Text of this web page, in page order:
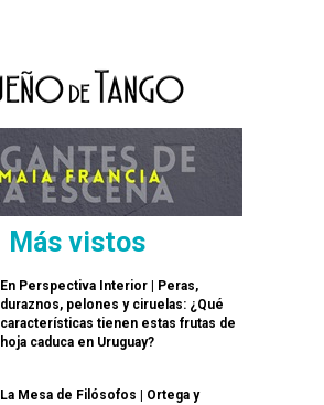
Más vistos
En Perspectiva Interior | Peras,
duraznos, pelones y ciruelas: ¿Qué
características tienen estas frutas de
hoja caduca en Uruguay?
La Mesa de Filósofos | Ortega y